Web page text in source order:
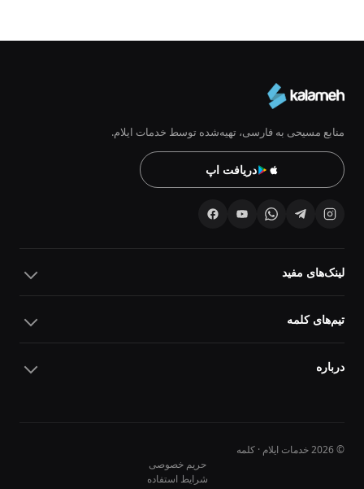
منابع مسیحی به فارسی، تهیه‌شده توسط خدمات ایلام.
دریافت اپ
لینک‌های مفید
تیم‌های کلمه
درباره
© 2026 خدمات ایلام · کلمه
حریم خصوصی
شرایط استفاده